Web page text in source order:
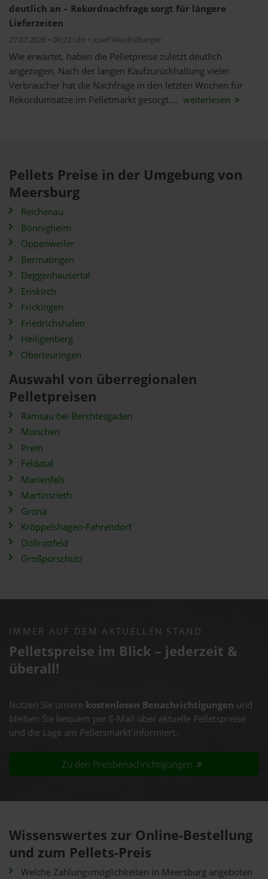
deutlich an – Rekordnachfrage sorgt für längere
Lieferzeiten
27.07.2026 • 09:23 Uhr • Josef Weichslberger
Wie erwartet, haben die Pelletpreise zuletzt deutlich
angezogen. Nach der langen Kaufzurückhaltung vieler
Verbraucher hat die Nachfrage in den letzten Wochen für
Rekordumsätze im Pelletmarkt gesorgt.... weiterlesen
Pellets Preise in der Umgebung von
Meersburg
Reichenau
Bönnigheim
Oppenweiler
Bermatingen
Deggenhausertal
Eriskirch
Frickingen
Friedrichshafen
Heiligenberg
Oberteuringen
Auswahl von überregionalen
Pelletpreisen
Ramsau bei Berchtesgaden
München
Prem
Feldatal
Marienfels
Martinsrieth
Gröna
Kröppelshagen-Fahrendorf
Dollrottfeld
Großpürschütz
IMMER AUF DEM AKTUELLEN STAND
Pelletspreise im Blick – jederzeit &
überall!
Nutzen Sie unsere kostenlosen Benachrichtigungen und
bleiben Sie bequem per E-Mail über aktuelle Pelletspreise
und die Lage am Pelletsmarkt informiert.
Zu den Preisbenachrichtigungen
Wissenswertes zur Online-Bestellung
und zum Pellets-Preis
Welche Zahlungsmöglichkeiten in Meersburg angeboten